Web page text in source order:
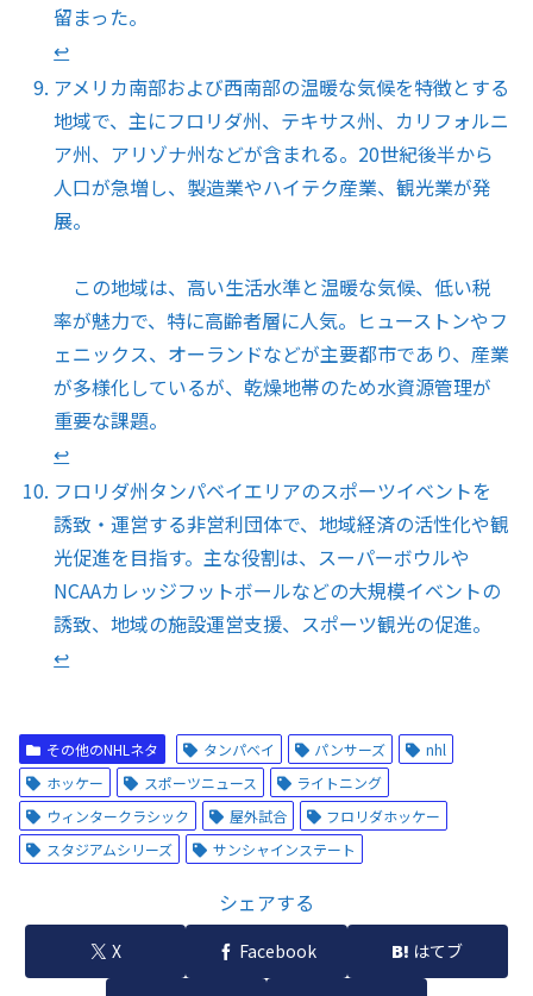
留まった。
↩︎
アメリカ南部および西南部の温暖な気候を特徴とする
地域で、主にフロリダ州、テキサス州、カリフォルニ
ア州、アリゾナ州などが含まれる。20世紀後半から
人口が急増し、製造業やハイテク産業、観光業が発
展。
この地域は、高い生活水準と温暖な気候、低い税
率が魅力で、特に高齢者層に人気。ヒューストンやフ
ェニックス、オーランドなどが主要都市であり、産業
が多様化しているが、乾燥地帯のため水資源管理が
重要な課題。
↩︎
フロリダ州タンパベイエリアのスポーツイベントを
誘致・運営する非営利団体で、地域経済の活性化や観
光促進を目指す。主な役割は、スーパーボウルや
NCAAカレッジフットボールなどの大規模イベントの
誘致、地域の施設運営支援、スポーツ観光の促進。
↩︎
その他のNHLネタ タンパベイ パンサーズ
nhl
ホッケー
スポーツニュース
ライトニング
ウィンタークラシック
屋外試合
フロリダホッケー
スタジアムシリーズ
サンシャインステート
シェアする
X Facebook はてブ